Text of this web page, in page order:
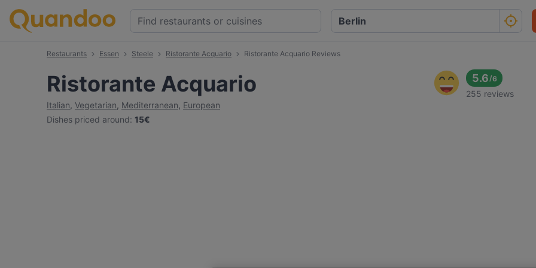
Restaurants Essen Steele Ristorante Acquario Ristorante Acquario Reviews
Ristorante Acquario
Italian, Vegetarian, Mediterranean, European
Dishes priced around: 15€
5.6/6
255 reviews